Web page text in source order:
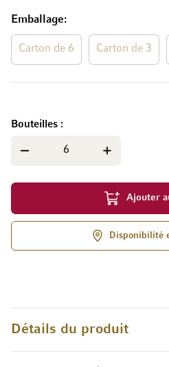
Emballage
Carton de 6 Carton de 3
Bouteilles
Ajouter
Disponibilité
Détails du produit